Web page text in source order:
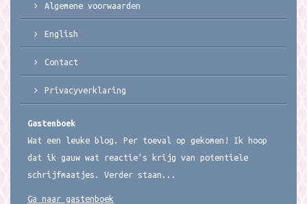
Algemene voorwaarden
English
Contact
Privacyverklaring
Gastenboek
Wat een leuke blog. Per toeval op gekomen! Ik hoop
dat ik gauw wat reactie's krijg van potentiele
schrijfmaatjes. Verder staan...
Ga naar gastenboek